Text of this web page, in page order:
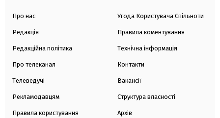
Про нас
Редакція
Редакційна політика
Про телеканал
Телеведучі
Рекламодавцям
Правила користування
Угода Користувача Спільноти
Правила коментування
Технічна інформація
Контакти
Вакансії
Структура власності
Архів